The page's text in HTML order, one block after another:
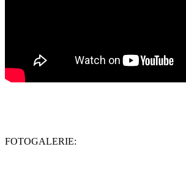
FOTOGALERIE: